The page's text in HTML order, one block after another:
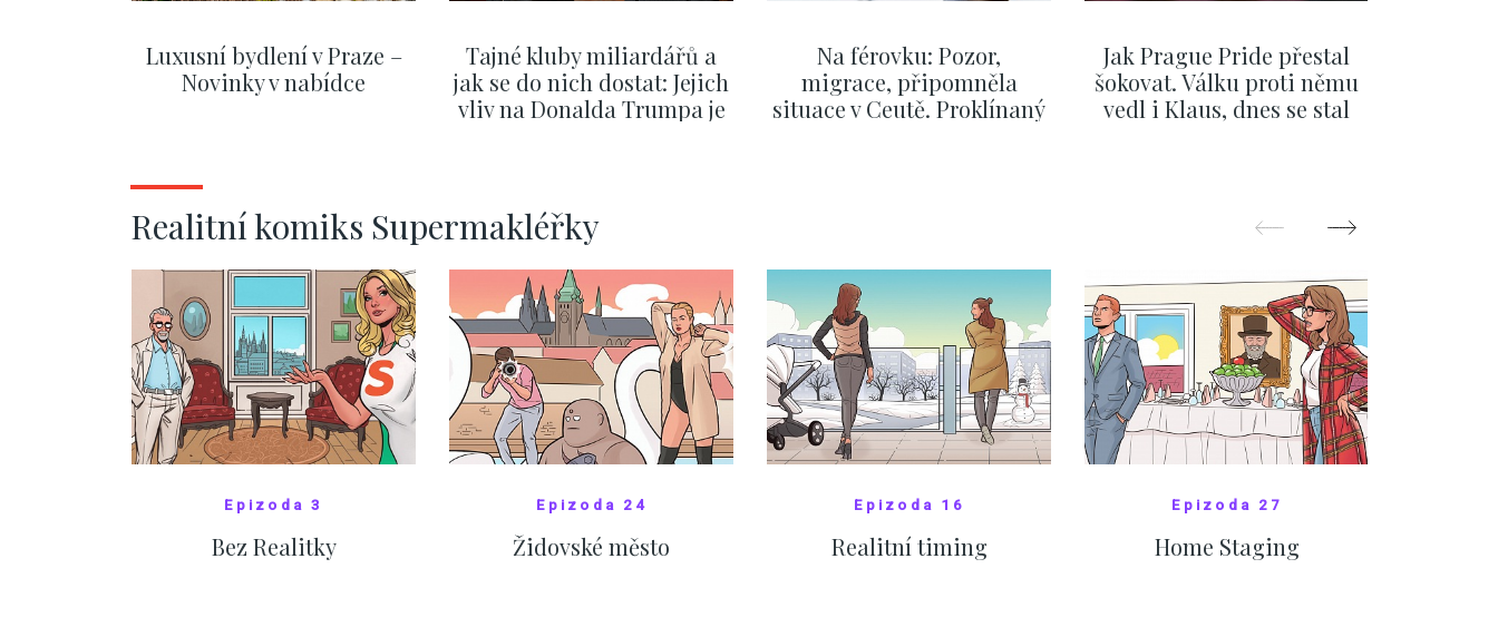
Luxusní bydlení v Praze –
Novinky v nabídce
Tajné kluby miliardářů a
jak se do nich dostat: Jejich
vliv na Donalda Trumpa je
Na férovku: Pozor,
migrace, připomněla
situace v Ceutě. Proklínaný
Jak Prague Pride přestal
šokovat. Válku proti němu
vedl i Klaus, dnes se stal
Realitní komiks Supermakléřky
Epizoda 3
Bez Realitky
Epizoda 24
Židovské město
Epizoda 16
Realitní timing
Epizoda 27
Home Staging